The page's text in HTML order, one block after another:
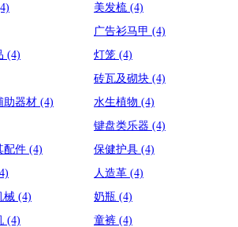
美发梳 (4)
广告衫马甲 (4)
(4) 灯笼 (4)
砖瓦及砌块 (4)
助器材 (4) 水生植物 (4)
键盘类乐器 (4)
配件 (4) 保健护具 (4)
人造革 (4)
械 (4) 奶瓶 (4)
(4) 童裤 (4)